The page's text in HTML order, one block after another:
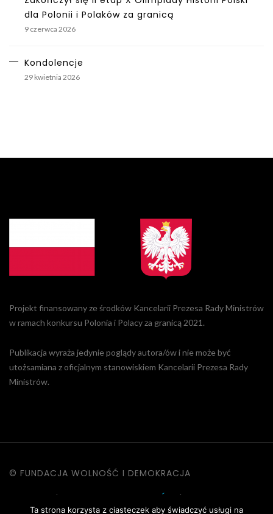
dla Polonii i Polaków za granicą
9 czerwca 2026
Kondolencje
29 kwietnia 2026
Projekt finansowany ze środków Kancelarii Prezesa Rady Ministrów
w ramach konkursu Polonia i Polacy za granicą 2021.
Publikacja wyraża jedynie poglądy autora/ów i nie może być
utożsamiana z oficjalnym stanowiskiem Kancelarii Prezesa Rady
Ministrów.
© FUNDACJA WOLNOŚĆ I DEMOKRACJA
| POLITYKA PRYWATNOŚCI |
Ta strona korzysta z ciasteczek aby świadczyć usługi na